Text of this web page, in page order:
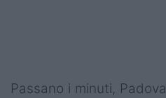
Passano i minuti,